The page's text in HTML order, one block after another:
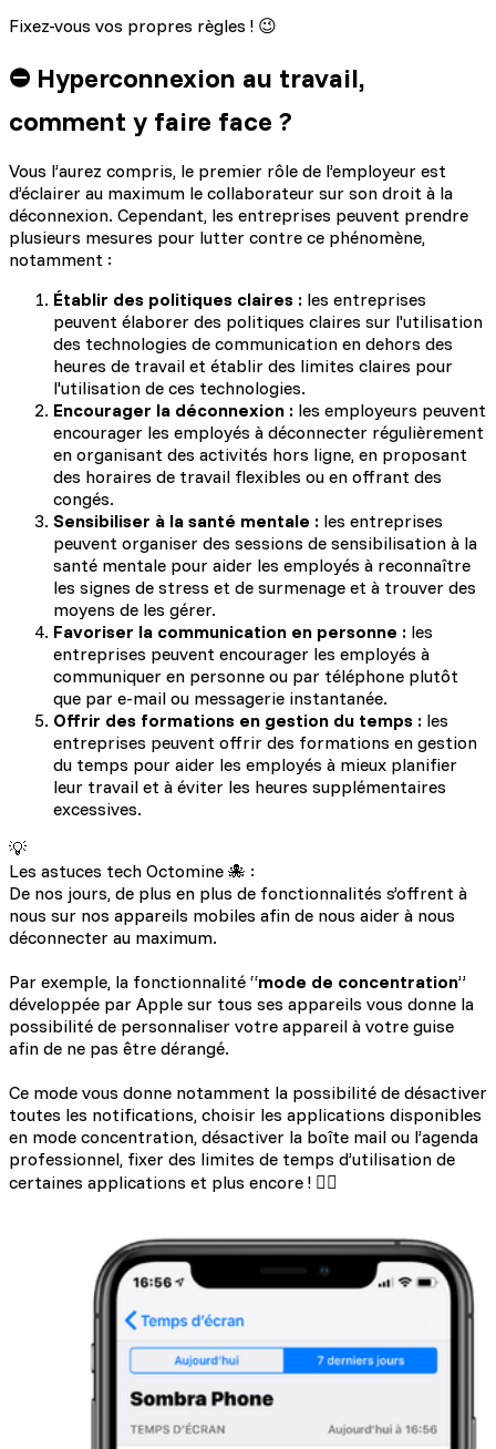
Fixez-vous vos propres règles ! 😉
⛔️ Hyperconnexion au travail,
comment y faire face ?
Vous l’aurez compris, le premier rôle de l’employeur est
d’éclairer au maximum le collaborateur sur son droit à la
déconnexion. Cependant, les entreprises peuvent prendre
plusieurs mesures pour lutter contre ce phénomène,
notamment :
Établir des politiques claires : les entreprises
peuvent élaborer des politiques claires sur l'utilisation
des technologies de communication en dehors des
heures de travail et établir des limites claires pour
l'utilisation de ces technologies.
Encourager la déconnexion : les employeurs peuvent
encourager les employés à déconnecter régulièrement
en organisant des activités hors ligne, en proposant
des horaires de travail flexibles ou en offrant des
congés.
Sensibiliser à la santé mentale : les entreprises
peuvent organiser des sessions de sensibilisation à la
santé mentale pour aider les employés à reconnaître
les signes de stress et de surmenage et à trouver des
moyens de les gérer.
Favoriser la communication en personne : les
entreprises peuvent encourager les employés à
communiquer en personne ou par téléphone plutôt
que par e-mail ou messagerie instantanée.
Offrir des formations en gestion du temps : les
entreprises peuvent offrir des formations en gestion
du temps pour aider les employés à mieux planifier
leur travail et à éviter les heures supplémentaires
excessives.
💡
Les astuces tech Octomine 🐙 :
De nos jours, de plus en plus de fonctionnalités s’offrent à
nous sur nos appareils mobiles afin de nous aider à nous
déconnecter au maximum.
Par exemple, la fonctionnalité “mode de concentration”
développée par Apple sur tous ses appareils vous donne la
possibilité de personnaliser votre appareil à votre guise
afin de ne pas être dérangé.
Ce mode vous donne notamment la possibilité de désactiver
toutes les notifications, choisir les applications disponibles
en mode concentration, désactiver la boîte mail ou l’agenda
professionnel, fixer des limites de temps d’utilisation de
certaines applications et plus encore ! 🧘‍♀️